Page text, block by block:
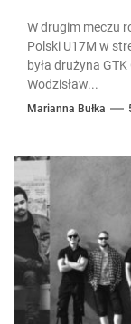
W drugim meczu
Polski U17M w
była drużyna
Wodzisław...
Marianna Bułka